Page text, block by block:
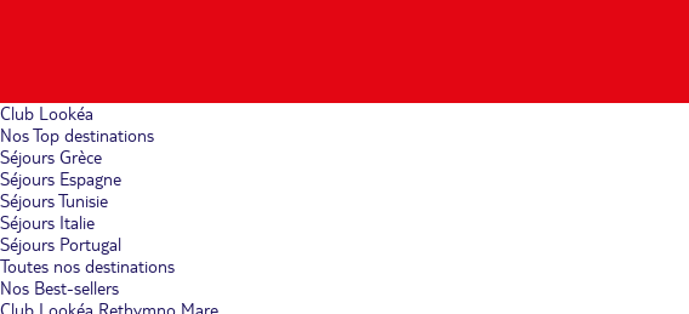
Club Lookéa
Nos Top destinations
Séjours Grèce
Séjours Espagne
Séjours Tunisie
Séjours Italie
Séjours Portugal
Toutes nos destinations
Nos Best-sellers